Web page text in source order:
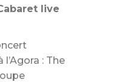
live
: The